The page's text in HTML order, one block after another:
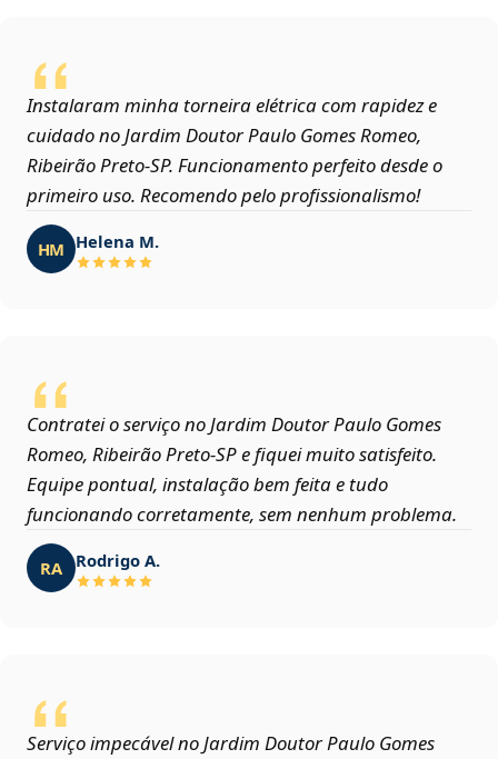
Instalaram minha torneira elétrica com rapidez e
cuidado no Jardim Doutor Paulo Gomes Romeo,
Ribeirão Preto‑SP. Funcionamento perfeito desde o
primeiro uso. Recomendo pelo profissionalismo!
HM Helena M.
Contratei o serviço no Jardim Doutor Paulo Gomes
Romeo, Ribeirão Preto‑SP e fiquei muito satisfeito.
Equipe pontual, instalação bem feita e tudo
funcionando corretamente, sem nenhum problema.
RA Rodrigo A.
Serviço impecável no Jardim Doutor Paulo Gomes